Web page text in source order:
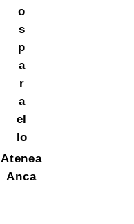
o
s
p
a
r
a
el
lo
Atenea
Anca